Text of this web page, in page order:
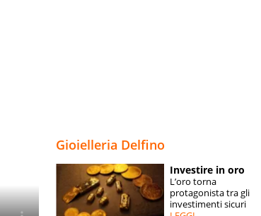
SPECIALI
Gioielleria Delfino
Investire in oro
L’oro torna
protagonista tra gli
investimenti sicuri